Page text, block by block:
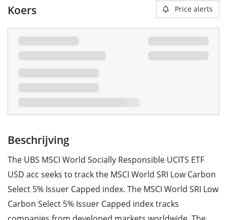
Koers Price alerts
Beschrijving
The UBS MSCI World Socially Responsible UCITS ETF
USD acc seeks to track the MSCI World SRI Low Carbon
Select 5% Issuer Capped index. The MSCI World SRI Low
Carbon Select 5% Issuer Capped index tracks